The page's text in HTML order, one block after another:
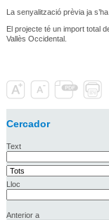
La senyalització prèvia ja
El projecte té un import total
Vallès Occidental.
Cercador
Text
Lloc
Anterior a